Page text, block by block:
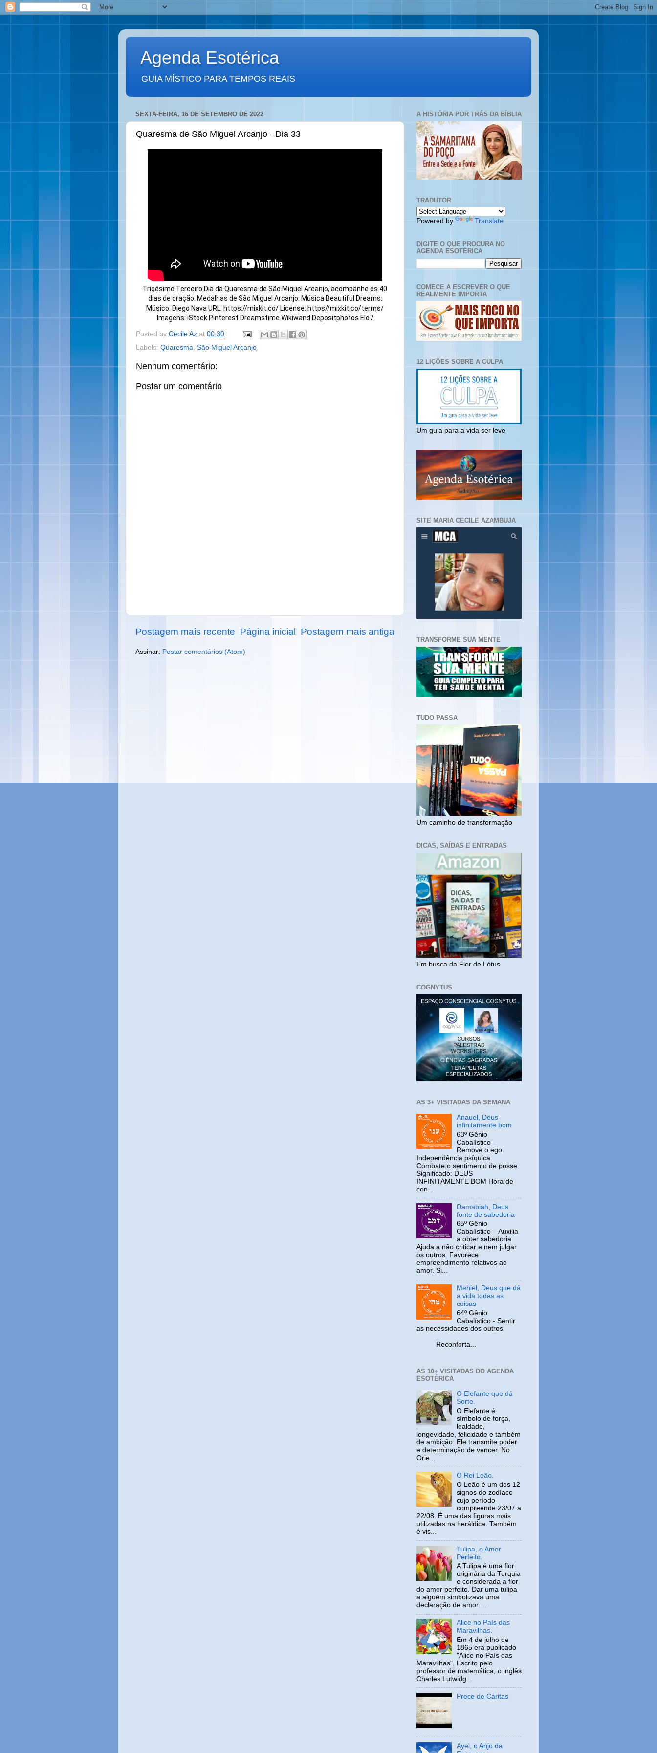
Agenda Esotérica
GUIA MÍSTICO PARA TEMPOS REAIS
SEXTA-FEIRA, 16 DE SETEMBRO DE 2022
Quaresma de São Miguel Arcanjo - Dia 33
Trigésimo Terceiro Dia da Quaresma de São Miguel Arcanjo, acompanhe os 40
dias de oração. Medalhas de São Miguel Arcanjo. Música Beautiful Dreams.
Músico: Diego Nava URL: https://mixkit.co/ License: https//mixkit.co/terms/
Imagens: iStock Pinterest Dreamstime Wikiwand Depositphotos Elo7
Posted by Cecile Az at 00:30
Labels: Quaresma São Miguel Arcanjo
Nenhum comentário:
Postar um comentário
Postagem mais recente Postagem mais antiga
Página inicial
Assinar: Postar comentários (Atom)
A HISTÓRIA POR TRÁS DA BÍBLIA
TRADUTOR
Powered by Translate
DIGITE O QUE PROCURA NO
AGENDA ESOTÉRICA
COMECE A ESCREVER O QUE
REALMENTE IMPORTA
12 LIÇÕES SOBRE A CULPA
Um guia para a vida ser leve
SITE MARIA CECILE AZAMBUJA
TRANSFORME SUA MENTE
TUDO PASSA
Um caminho de transformação
DICAS, SAÍDAS E ENTRADAS
Em busca da Flor de Lótus
COGNYTUS
AS 3+ VISITADAS DA SEMANA
Anauel, Deus
infinitamente bom
63º Gênio
Cabalístico –
Remove o ego.
Independência psíquica.
Combate o sentimento de posse.
Significado: DEUS
INFINITAMENTE BOM Hora de
con...
Damabiah, Deus
fonte de sabedoria
65º Gênio
Cabalístico – Auxilia
a obter sabedoria
Ajuda a não criticar e nem julgar
os outros. Favorece
empreendimento relativos ao
amor. Si...
Mehiel, Deus que dá
a vida todas as
coisas
64º Gênio
Cabalístico - Sentir
as necessidades dos outros.
Reconforta...
AS 10+ VISITADAS DO AGENDA
ESOTÉRICA
O Elefante que dá
Sorte.
O Elefante é
símbolo de força,
lealdade,
longevidade, felicidade e também
de ambição. Ele transmite poder
e determinação de vencer. No
Orie...
O Rei Leão.
O Leão é um dos 12
signos do zodíaco
cujo período
compreende 23/07 a
22/08. É uma das figuras mais
utilizadas na heráldica. Também
é vis...
Tulipa, o Amor
Perfeito.
A Tulipa é uma flor
originária da Turquia
e considerada a flor
do amor perfeito. Dar uma tulipa
a alguém simbolizava uma
declaração de amor....
Alice no País das
Maravilhas.
Em 4 de julho de
1865 era publicado
"Alice no País das
Maravilhas". Escrito pelo
professor de matemática, o inglês
Charles Lutwidg...
Prece de Cáritas
Ayel, o Anjo da